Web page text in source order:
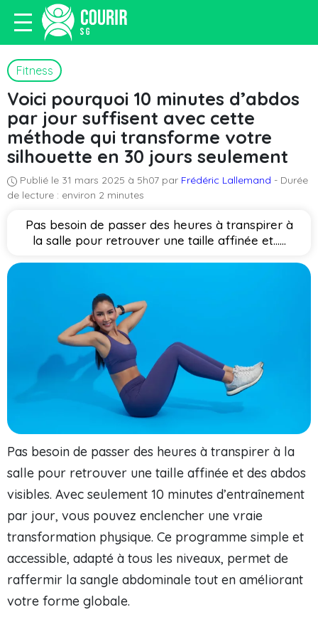
Fitness
Voici pourquoi 10 minutes d’abdos
par jour suffisent avec cette
méthode qui transforme votre
silhouette en 30 jours seulement
Publié le 31 mars 2025 à 5h07 par Frédéric Lallemand - Durée
de lecture : environ 2 minutes
Pas besoin de passer des heures à transpirer à
la salle pour retrouver une taille affinée et…...
Pas besoin de passer des heures à transpirer à la
salle pour retrouver une taille affinée et des abdos
visibles. Avec seulement 10 minutes d’entraînement
par jour, vous pouvez enclencher une vraie
transformation physique. Ce programme simple et
accessible, adapté à tous les niveaux, permet de
raffermir la sangle abdominale tout en améliorant
votre forme globale.